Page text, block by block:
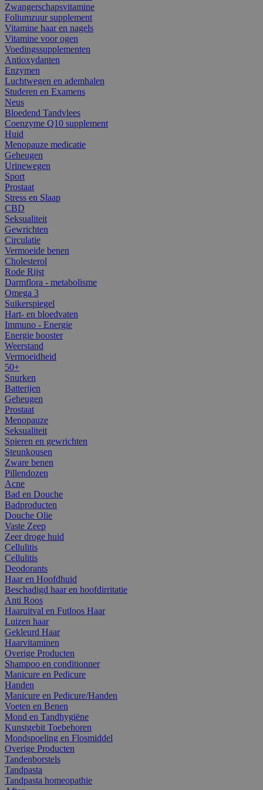
Zwangerschapsvitamine
Foliumzuur supplement
Vitamine haar en nagels
Vitamine voor ogen
Voedingssupplementen
Antioxydanten
Enzymen
Luchtwegen en ademhalen
Studeren en Examens
Neus
Bloedend Tandvlees
Coenzyme Q10 supplement
Huid
Menopauze medicatie
Geheugen
Urinewegen
Sport
Prostaat
Stress en Slaap
CBD
Seksualiteit
Gewrichten
Circulatie
Vermoeide benen
Cholesterol
Rode Rijst
Darmflora - metabolisme
Omega 3
Suikerspiegel
Hart- en bloedvaten
Immuno - Energie
Energie booster
Weerstand
Vermoeidheid
50+
Snurken
Batterijen
Geheugen
Prostaat
Menopauze
Seksualiteit
Spieren en gewrichten
Steunkousen
Zware benen
Pillendozen
Acne
Bad en Douche
Badproducten
Douche Olie
Vaste Zeep
Zeer droge huid
Cellulitis
Cellulitis
Deodorants
Haar en Hoofdhuid
Beschadigd haar en hoofdirritatie
Anti Roos
Haaruitval en Futloos Haar
Luizen haar
Gekleurd Haar
Haarvitaminen
Overige Producten
Shampoo en conditionner
Manicure en Pedicure
Handen
Manicure en Pedicure/Handen
Voeten en Benen
Mond en Tandhygiëne
Kunstgebit Toebehoren
Mondspoeling en Flosmiddel
Overige Producten
Tandenborstels
Tandpasta
Tandpasta homeopathie